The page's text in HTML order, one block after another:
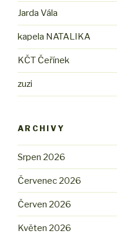
Jarda Vála
kapela NATALIKA
KČT Čeřínek
zuzi
ARCHIVY
Srpen 2026
Červenec 2026
Červen 2026
Květen 2026